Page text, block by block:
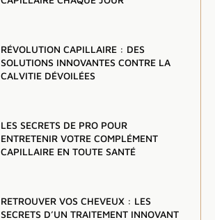
RÉVOLUTION CAPILLAIRE : DES
SOLUTIONS INNOVANTES CONTRE LA
CALVITIE DÉVOILÉES
LES SECRETS DE PRO POUR
ENTRETENIR VOTRE COMPLÉMENT
CAPILLAIRE EN TOUTE SANTÉ
RETROUVER VOS CHEVEUX : LES
SECRETS D’UN TRAITEMENT INNOVANT